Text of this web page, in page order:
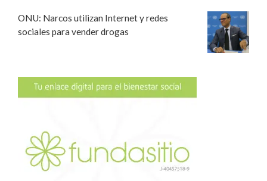
ONU: Narcos utilizan Internet y redes
sociales para vender drogas